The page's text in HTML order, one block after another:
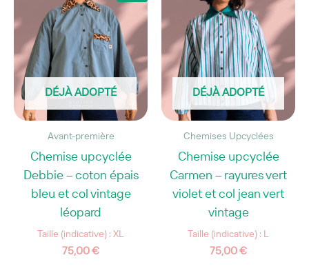
DÉJÀ ADOPTÉ
Avant-première
Chemise upcyclée
Debbie – coton épais
bleu et col vintage
léopard
Taille (indicative) : XL
75,00€
DÉJÀ ADOPTÉ
Chemises Upcyclées
Chemise upcyclée
Carmen – rayures vert
violet et col jean vert
vintage
Taille (indicative) : L
75,00€